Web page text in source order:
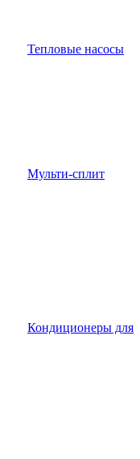
Тепловые насосы
Мульти-сплит
Кондиционеры для